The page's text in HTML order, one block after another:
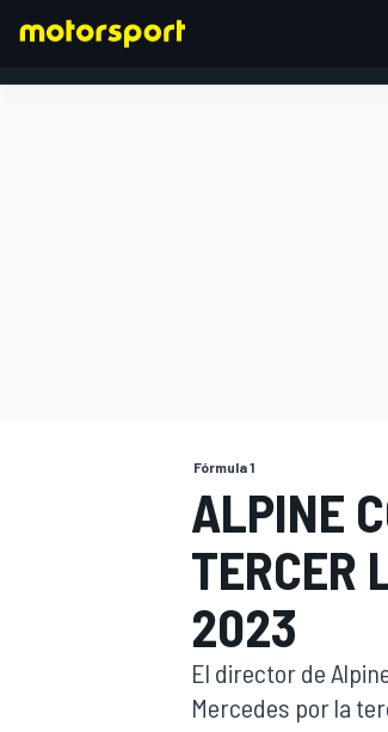
Fórmula 1
ALPINE
TERCER
2023
El director de
Mercedes por la